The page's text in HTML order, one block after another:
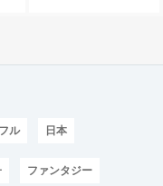
ル 日本
ファンタジー